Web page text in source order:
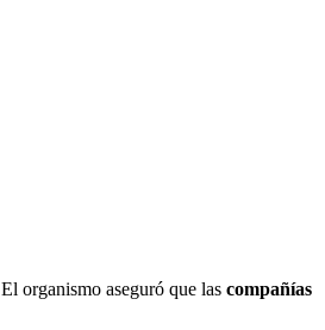
El organismo aseguró que las compañías